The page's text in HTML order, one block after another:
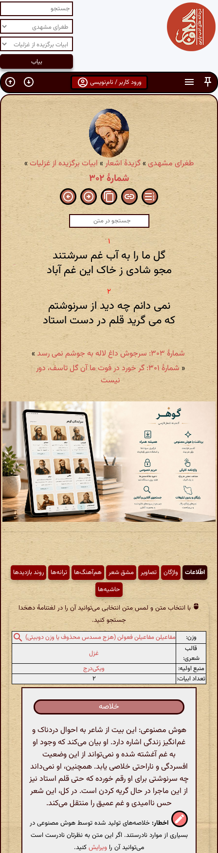
ورود کاربر / نام‌نویسی
طغرای مشهدی »گزیدهٔ اشعار» ابیات برگزیده از غزلیات»
شمارهٔ ۳۰۲
گل ما را به آب غم سرشتند
مجو شادی ز خاک این غم آباد
نمی دانم چه دید از سرنوشتم
که می گرید قلم در دست استاد
شمارهٔ ۳۰۳: سرجوش داغ لاله به جوشم نمی رسد
»
«
شمارهٔ ۳۰۱: گر خورد در فوت ما آن گل تاسف، دور
نیست
اطّلاعات واژگان تصاویر مشق شعر هم‌آهنگ‌ها ترانه‌ها
روند بازدیدها
حاشیه‌ها
با انتخاب متن و لمس متن انتخابی می‌توانید آن را در لغتنامهٔ دهخدا
جستجو کنید.
وزن:
مفاعیلن مفاعیلن فعولن (هزج مسدس محذوف یا وزن دوبیتی)
قالب
شعری:
غزل
منبع اولیه:
ویکی‌درج
تعداد ابیات:
۲
خلاصه
هوش مصنوعی: این بیت از شاعر به احوال دردناک و
غم‌انگیز زندگی اشاره دارد. او بیان می‌کند که وجود او
به غم آغشته شده و نمی‌تواند از این وضعیت
افسردگی و ناراحتی خلاصی یابد. همچنین، او نمی‌داند
چه سرنوشتی برای او رقم خورده که حتی قلم استاد نیز
از این ماجرا در حال گریه کردن است. در کل، این شعر
حس ناامیدی و غم عمیق را منتقل می‌کند.
اخطار: خلاصه‌های تولید شده توسط هوش مصنوعی در
بسیاری از موارد نادرستند. اگر این متن به نظرتان نادرست است
می‌توانید آن را ویرایشکنید.